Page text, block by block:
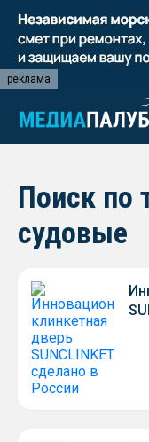
реклама
Поиск по
судовые